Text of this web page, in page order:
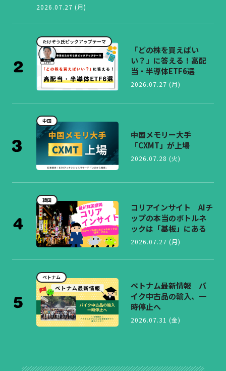
2026.07.27 (月)
たけぞう氏ピックアップテーマ
「どの株を買えばい
い？」に答える！高配
当・半導体ETF6選
2026.07.27 (月)
中国
中国メモリー大手
「CXMT」が上場
2026.07.28 (火)
韓国
コリアインサイト AIチ
ップの本当のボトルネ
ックは「基板」にある
2026.07.27 (月)
ベトナム
ベトナム最新情報 バ
イク中古品の輸入、一
時停止へ
2026.07.31 (金)